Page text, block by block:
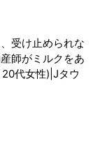
受け止められな
師がミルクをあ
代女性)|Jタウ